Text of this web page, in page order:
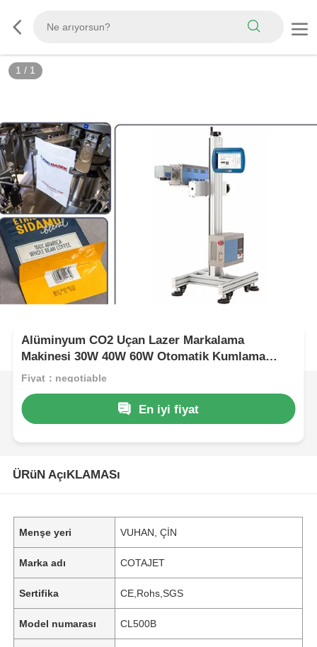
1 / 1
Alüminyum CO2 Uçan Lazer Markalama
Makinesi 30W 40W 60W Otomatik Kumlama
Oksidasyon
Fiyat：negotiable
En iyi fiyat
ÜRüN AçıKLAMASı
Menşe yeri VUHAN, ÇİN
Marka adı COTAJET
Sertifika CE,Rohs,SGS
Model numarası CL500B